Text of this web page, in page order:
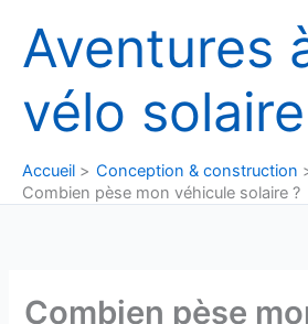
contenu
Aventures
vélo solaire
Accueil
Conception & construction
Combien pèse mon véhicule solaire ?
Combien pèse